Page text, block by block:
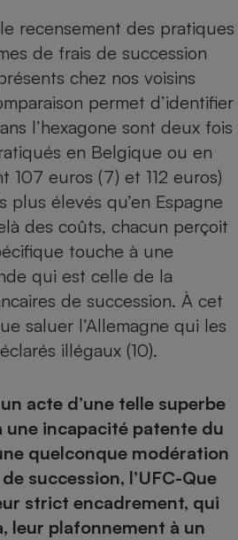
recensement des pratiques
de frais de succession
chez nos voisins
permet d’identifier
l’hexagone sont deux fois
en Belgique ou en
107 euros (7) et 112 euros)
plus élevés qu’en Espagne
des coûts, chacun perçoit
touche à une
qui est celle de la
de succession. À cet
saluer l’Allemagne qui les
illégaux (10).
acte d’une telle superbe
une incapacité patente du
quelconque modération
succession, l’UFC-Que
strict encadrement, qui
leur plafonnement à un